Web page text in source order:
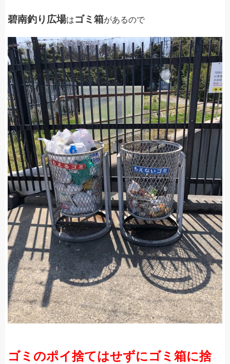
碧南釣り広場はゴミ箱があるので
ゴミのポイ捨てはせずにゴミ箱に捨